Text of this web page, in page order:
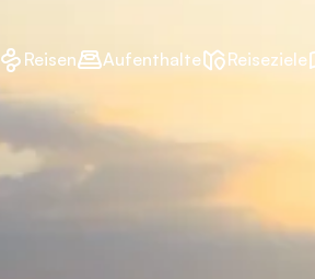
Reisen Aufenthalte Reiseziele